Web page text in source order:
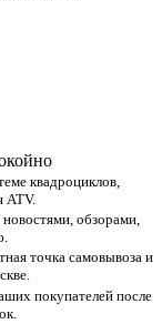
квадроциклов,
ATV.
обзорами,
точка самовывоза и
покупателей после